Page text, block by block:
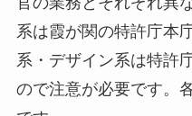
系は霞が関の特許庁本
系・デザイン系は特許
ので注意が必要です。